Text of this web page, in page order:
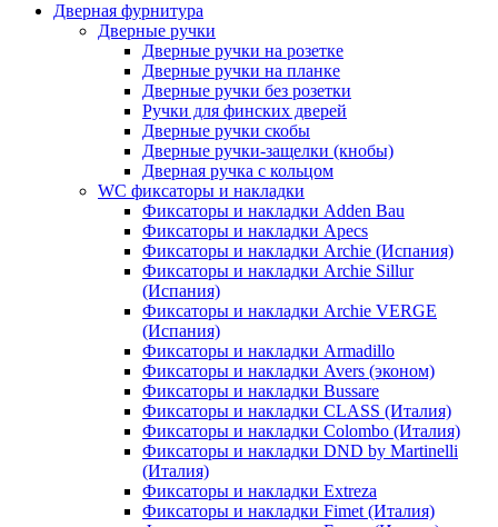
Дверная фурнитура
Дверные ручки
Дверные ручки на розетке
Дверные ручки на планке
Дверные ручки без розетки
Ручки для финских дверей
Дверные ручки скобы
Дверные ручки-защелки (кнобы)
Дверная ручка с кольцом
WC фиксаторы и накладки
Фиксаторы и накладки Adden Bau
Фиксаторы и накладки Apecs
Фиксаторы и накладки Archie (Испания)
Фиксаторы и накладки Archie Sillur
(Испания)
Фиксаторы и накладки Archie VERGE
(Испания)
Фиксаторы и накладки Armadillo
Фиксаторы и накладки Avers (эконом)
Фиксаторы и накладки Bussare
Фиксаторы и накладки CLASS (Италия)
Фиксаторы и накладки Colombo (Италия)
Фиксаторы и накладки DND by Martinelli
(Италия)
Фиксаторы и накладки Extreza
Фиксаторы и накладки Fimet (Италия)